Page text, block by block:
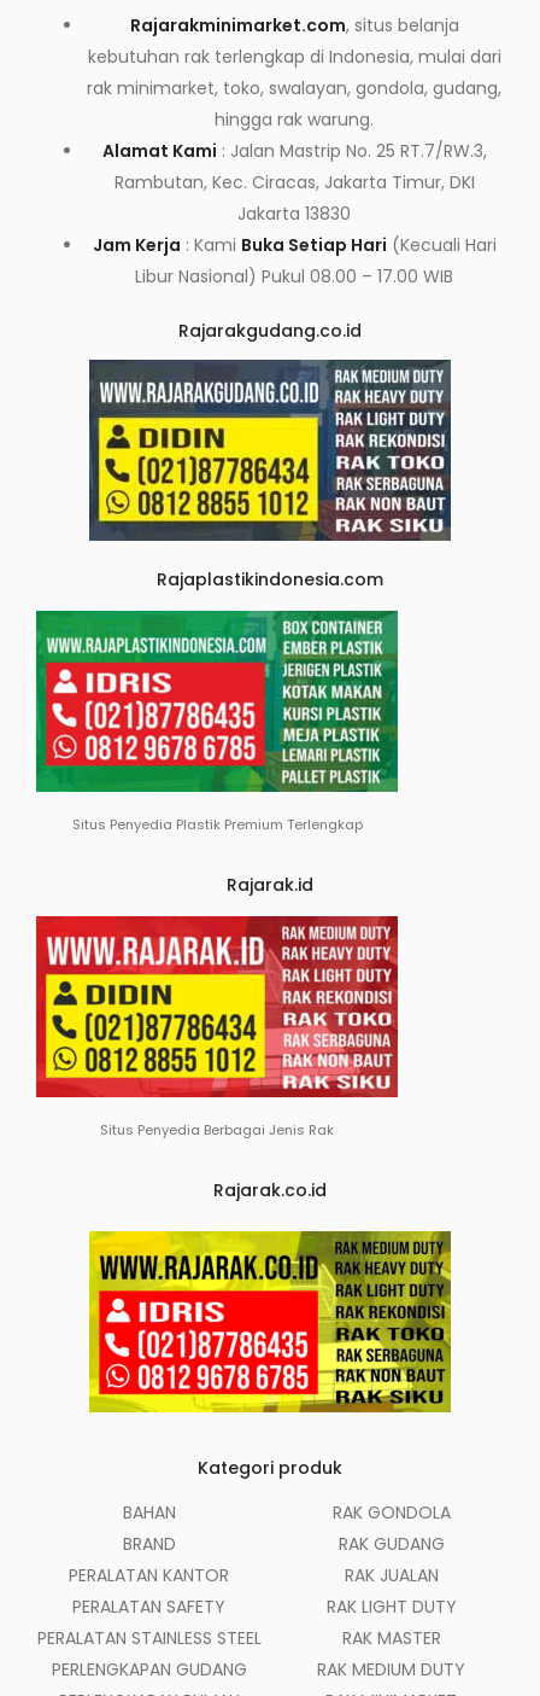
Rajarakminimarket.com, situs belanja
kebutuhan rak terlengkap di Indonesia, mulai dari
rak minimarket, toko, swalayan, gondola, gudang,
hingga rak warung.
Alamat Kami : Jalan Mastrip No. 25 RT.7/RW.3,
Rambutan, Kec. Ciracas, Jakarta Timur, DKI
Jakarta 13830
Jam Kerja : Kami Buka Setiap Hari (Kecuali Hari
Libur Nasional) Pukul 08.00 – 17.00 WIB
Rajarakgudang.co.id
Rajaplastikindonesia.com
Situs Penyedia Plastik Premium Terlengkap
Rajarak.id
Situs Penyedia Berbagai Jenis Rak
Rajarak.co.id
Kategori produk
BAHAN
BRAND
PERALATAN KANTOR
PERALATAN SAFETY
PERALATAN STAINLESS STEEL
PERLENGKAPAN GUDANG
RAK GONDOLA
RAK GUDANG
RAK JUALAN
RAK LIGHT DUTY
RAK MASTER
RAK MEDIUM DUTY